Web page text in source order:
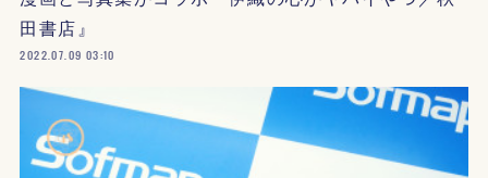
田書店』
2022.07.09 03:10